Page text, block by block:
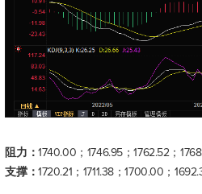
阻力：1740.00；1746.95；1762.52；
支撑：1720.21；1711.38；1700.00；